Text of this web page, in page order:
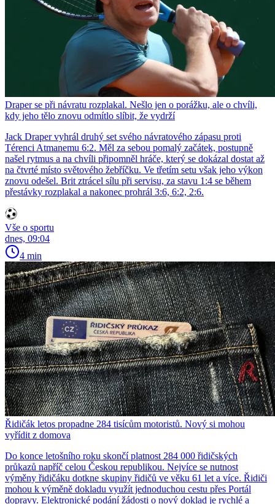
Draper se při návratu rozplakal. Nešlo jen o porážku, ale o chvíli,
kdy jeho tělo znovu odmítlo slíbit, že vydrží
Jack Draper vyhrál druhý set svého návratového zápasu proti
Térenci Atmanemu 6:2. Měl za sebou pomalý začátek, postupně
našel rytmus a na chvíli připomněl hráče, který se dokázal dostat až
na čtvrté místo světového žebříčku. Ve třetím setu však jeho výkon
znovu odešel. Brit ztrácel sílu při servisu, za stavu 1:4 se během
přestávky rozplakal a nakonec prohrál 3:6, 6:2, 2:6.
Vše o sportu
dnes, 09:04
4 min
Řidičák letos propadne 284 tisícům motoristů. Nový si mohou
vyřídit z domova
Do konce letošního roku skončí platnost 284 000 řidičských
průkazů napříč celou Českou republikou. Nejvíce se nutnost
výměny řidičáku dotkne skupiny řidičů ve věku 61 let a více. Řidiči
mohou k výměně dokladu využít jednoduchou cestu přes Portál
dopravy. Elektronické podání žádosti o nový doklad je rychlé a